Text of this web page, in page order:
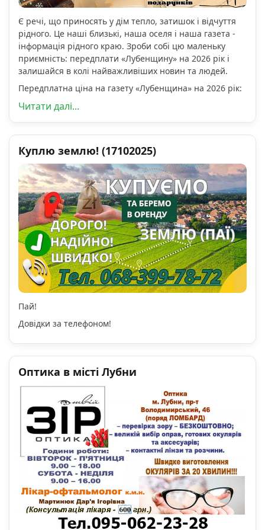
Є речі, що приносять у дім тепло, затишок і відчуття
рідного. Це наші близькі, наша оселя і наша газета -
інформація рідного краю. Зроби собі цю маленьку
приємність: передплати «Лубенщину» на 2026 рік і
залишайся в колі найважливіших новин та людей.
Передплатна ціна на газету «Лубенщина» на 2026 рік:
Читати далі...
Куплю землю! (17102025)
Пай!
Довідки за телефоном!
Оптика в місті Лубни